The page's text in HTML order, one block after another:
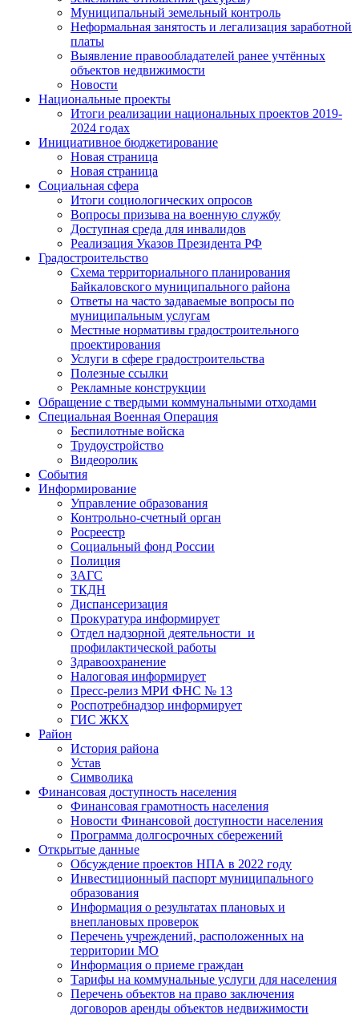
Муниципальный земельный контроль
Неформальная занятость и легализация заработной
платы
Выявление правообладателей ранее учтённых
объектов недвижимости
Новости
Национальные проекты
Итоги реализации национальных проектов 2019-
2024 годах
Инициативное бюджетирование
Новая страница
Новая страница
Социальная сфера
Итоги социологических опросов
Вопросы призыва на военную службу
Доступная среда для инвалидов
Реализация Указов Президента РФ
Градостроительство
Схема территориального планирования
Байкаловского муниципального района
Ответы на часто задаваемые вопросы по
муниципальным услугам
Местные нормативы градостроительного
проектирования
Услуги в сфере градостроительства
Полезные ссылки
Рекламные конструкции
Обращение с твердыми коммунальными отходами
Специальная Военная Операция
Беспилотные войска
Трудоустройство
Видеоролик
События
Информирование
Управление образования
Контрольно-счетный орган
Росреестр
Социальный фонд России
Полиция
ЗАГС
ТКДН
Диспансеризация
Прокуратура информирует
Отдел надзорной деятельности и
профилактической работы
Здравоохранение
Налоговая информирует
Пресс-релиз МРИ ФНС № 13
Роспотребнадзор информирует
ГИС ЖКХ
Район
История района
Устав
Символика
Финансовая доступность населения
Финансовая грамотность населения
Новости Финансовой доступности населения
Программа долгосрочных сбережений
Открытые данные
Обсуждение проектов НПА в 2022 году
Инвестиционный паспорт муниципального
образования
Информация о результатах плановых и
внеплановых проверок
Перечень учреждений, расположенных на
территории МО
Информация о приеме граждан
Тарифы на коммунальные услуги для населения
Перечень объектов на право заключения
договоров аренды объектов недвижимости